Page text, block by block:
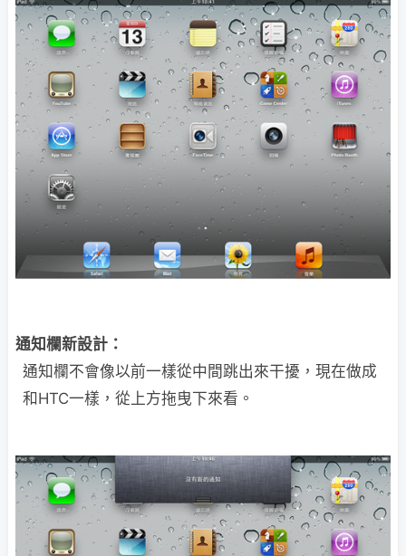
通知欄新設計：
通知欄不會像以前一樣從中間跳出來干擾，現在做成
和HTC一樣，從上方拖曳下來看。